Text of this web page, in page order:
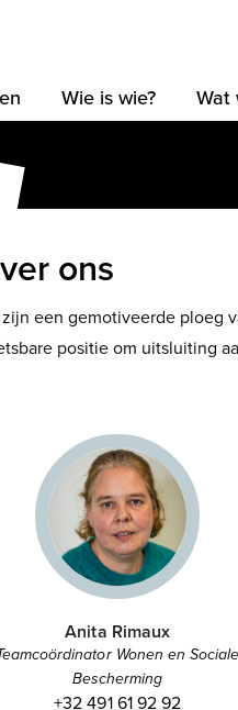
Wie is wie? Wat
ons
een gemotiveerde ploeg
positie om uitsluiting
Anita Rimaux
Wonen en Sociale
Bescherming
+32 491 61 92 92